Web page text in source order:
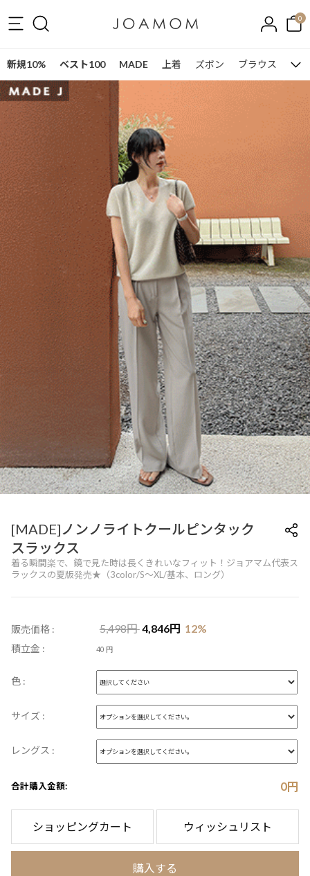
0
新規10% ベスト100 MADE 上着 ズボン ブラウス ワ
[MADE]ノンノライトクールピンタック
スラックス
着る瞬間楽で、鏡で見た時は長くきれいなフィット！ジョアマム代表ス
ラックスの夏版発売★（3color/S～XL/基本、ロング）
販売価格 : 5,498円 4,846円 12%
積立金 : 40 円
色 :
サイズ :
レングス :
合計購入金額: 0円
ショッピングカート ウィッシュリスト
購入する